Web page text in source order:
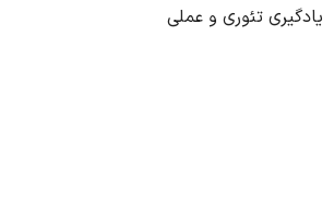
یادگیری تئوری و عملی